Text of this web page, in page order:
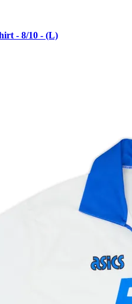
- 8/10 - (L)